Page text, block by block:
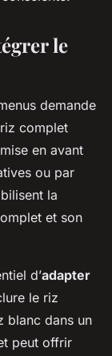
le
demande
complet
en avant
ou par
la
et son
d’adapter
le riz
blanc dans un
peut offrir